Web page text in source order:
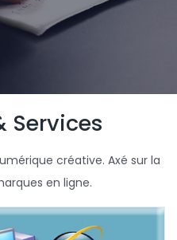
Services
créative. Axé sur la
en ligne.